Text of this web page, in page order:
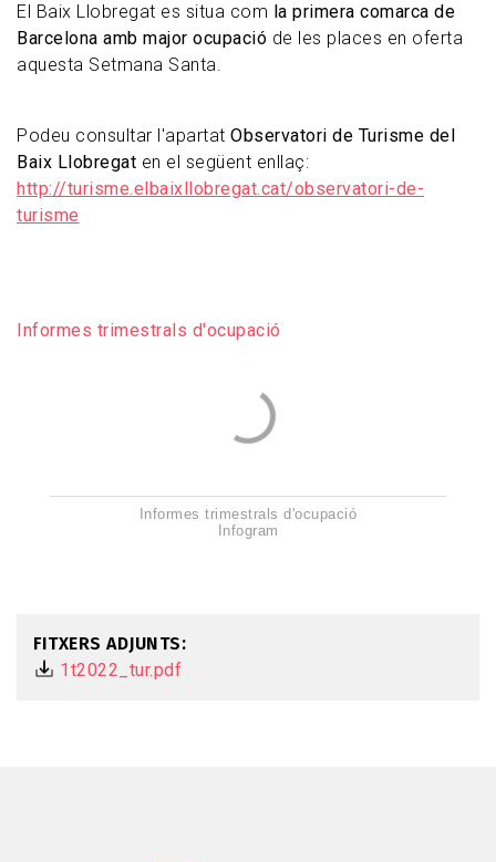
El Baix Llobregat es situa com la primera comarca de
Barcelona amb major ocupació de les places en oferta
aquesta Setmana Santa.
Podeu consultar l'apartat Observatori de Turisme del
Baix Llobregat en el següent enllaç:
http://turisme.elbaixllobregat.cat/observatori-de-
turisme
Informes trimestrals d'ocupació
Informes trimestrals d'ocupació
Infogram
FITXERS ADJUNTS
1t2022_tur.pdf